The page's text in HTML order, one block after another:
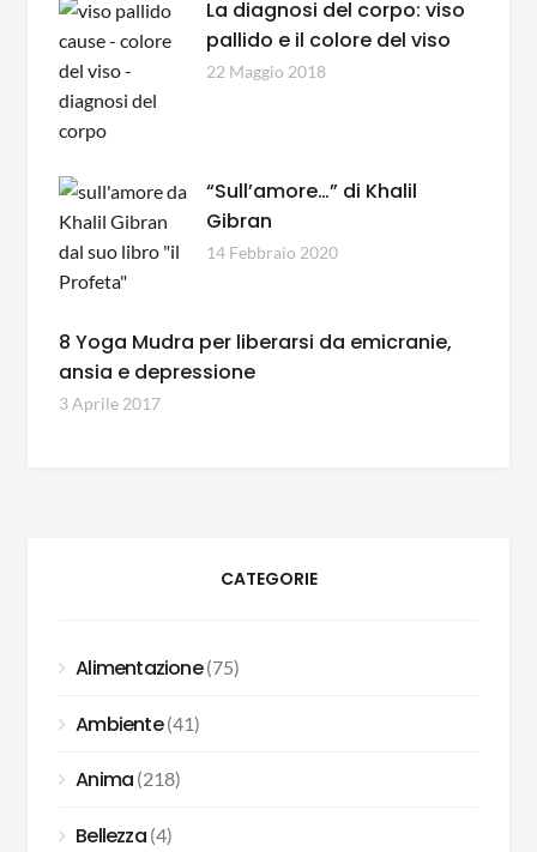
La diagnosi del corpo: viso
pallido e il colore del viso
22 Maggio 2018
“Sull’amore…” di Khalil
Gibran
14 Febbraio 2020
8 Yoga Mudra per liberarsi da emicranie,
ansia e depressione
3 Aprile 2017
CATEGORIE
Alimentazione(75)
Ambiente(41)
Anima (218)
Bellezza(4)